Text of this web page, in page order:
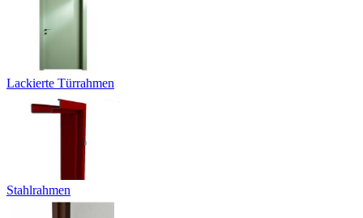
Lackierte Türrahmen
Stahlrahmen